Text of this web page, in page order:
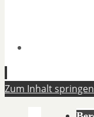
Zum Inhalt springen